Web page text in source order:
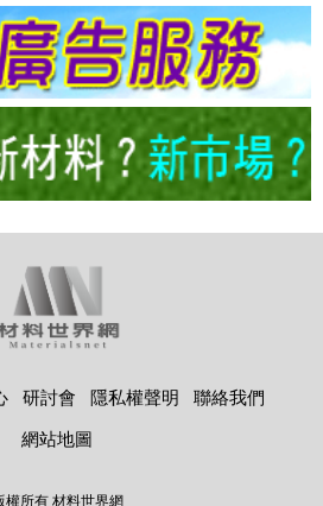
研討會 隱私權聲明
聯絡我們
網站地圖
權所有 材料世界網